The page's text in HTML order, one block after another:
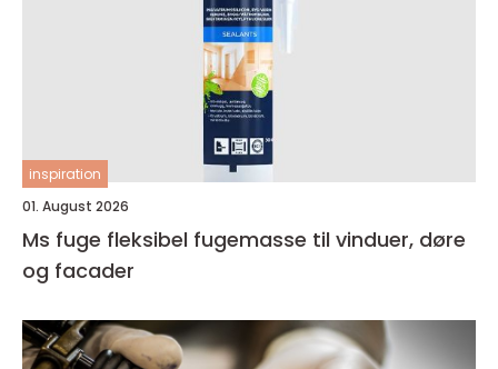
inspiration
01. August 2026
Ms fuge fleksibel fugemasse til vinduer, døre
og facader